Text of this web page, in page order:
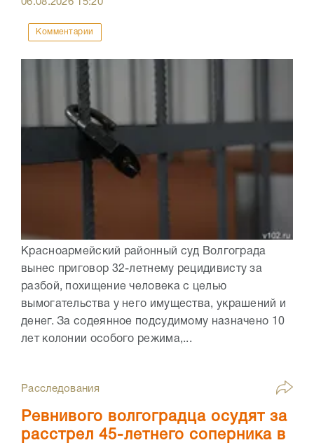
06.08.2026 15:20
Комментарии
Красноармейский районный суд Волгограда
вынес приговор 32-летнему рецидивисту за
разбой, похищение человека с целью
вымогательства у него имущества, украшений и
денег. За содеянное подсудимому назначено 10
лет колонии особого режима,...
Расследования
Ревнивого волгоградца осудят за
расстрел 45-летнего соперника в